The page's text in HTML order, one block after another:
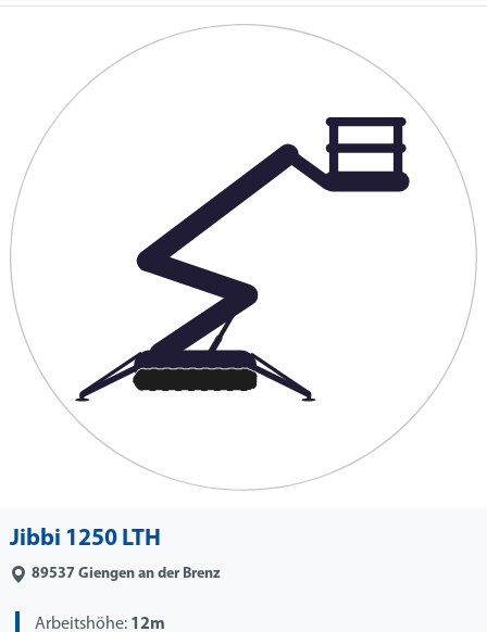
Jibbi 1250 LTH
89537 Giengen an der Brenz
Arbeitshöhe: 12m